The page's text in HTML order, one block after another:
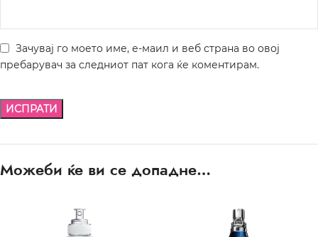
Зачувај го моето име, е-маил и веб страна во овој
пребарувач за следниот пат кога ќе коментирам.
Можеби ќе ви се допадне…